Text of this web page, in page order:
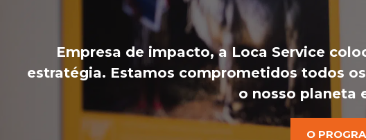
Empresa de impacto, a Loca Service
estratégia. Estamos comprometidos todos
o nosso planeta
O